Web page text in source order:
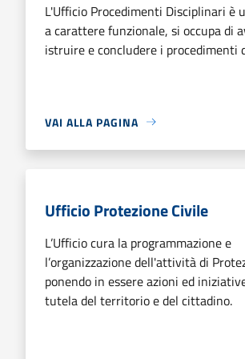
L'Ufficio Procedimenti Disciplinari è
a carattere funzionale, si occupa di
istruire e concludere i procedimenti
VAI ALLA PAGINA
Ufficio Protezione Civile
L’Ufficio cura la programmazione e
l’organizzazione dell'attività di
ponendo in essere azioni ed
tutela del territorio e del cittadino.